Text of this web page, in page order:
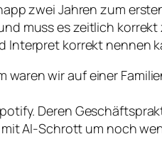
zwei Jahren zum
muss es zeitlich
Interpret korrekt nennen
waren wir auf einer
Deren
AI-Schrott um noch